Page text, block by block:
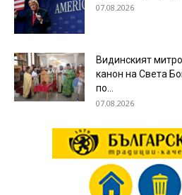
07.08.2026
Видинският
канон на Света
по...
07.08.2026